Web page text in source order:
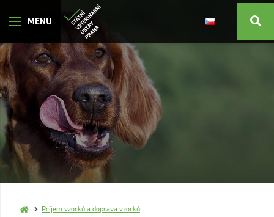
Příjem vzorků a doprava vzorků